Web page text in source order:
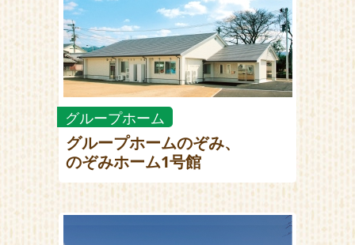
グループホーム
グループホームのぞみ、
のぞみホーム1号館